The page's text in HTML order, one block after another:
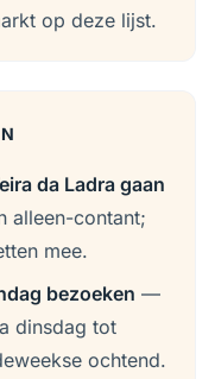
op deze lijst.
da Ladra gaan
alleen-contant;
mee.
bezoeken —
dinsdag tot
ochtend.